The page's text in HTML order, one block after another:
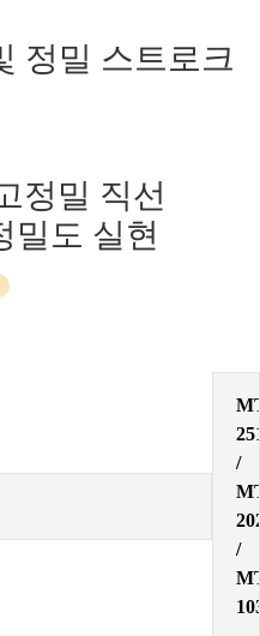
정밀 스트로크
정밀 직선
밀도 실현
/
/